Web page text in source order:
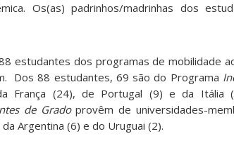
Os(as) padrinhos/madrinhas dos
estudantes dos programas de mobilidade
Dos 88 estudantes, 69 são do Programa
França (24), de Portugal (9) e da Itália
de Gradoprovêm de universidades-
Argentina (6) e do Uruguai (2).